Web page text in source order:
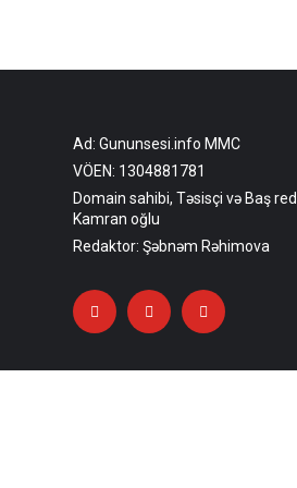
Ad: Gununsesi.info MMC
VÖEN: 1304881781
Domain sahibi, Təsisçi və Baş
Kamran oğlu
Redaktor: Şəbnəm Rəhimova